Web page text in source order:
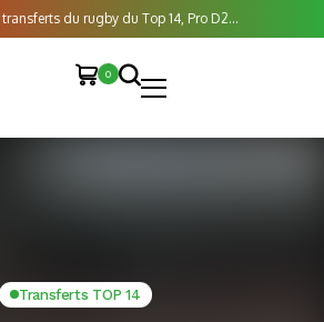
du rugby du Top 14, Pro D2...
0
Transferts TOP 14